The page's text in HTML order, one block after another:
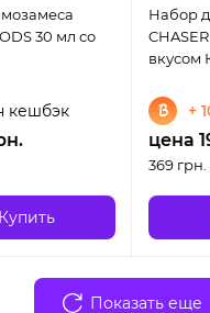
30 мл со
кешбэк
Купить
Набор
вкусом
+
цена
369 грн.
Показать еще